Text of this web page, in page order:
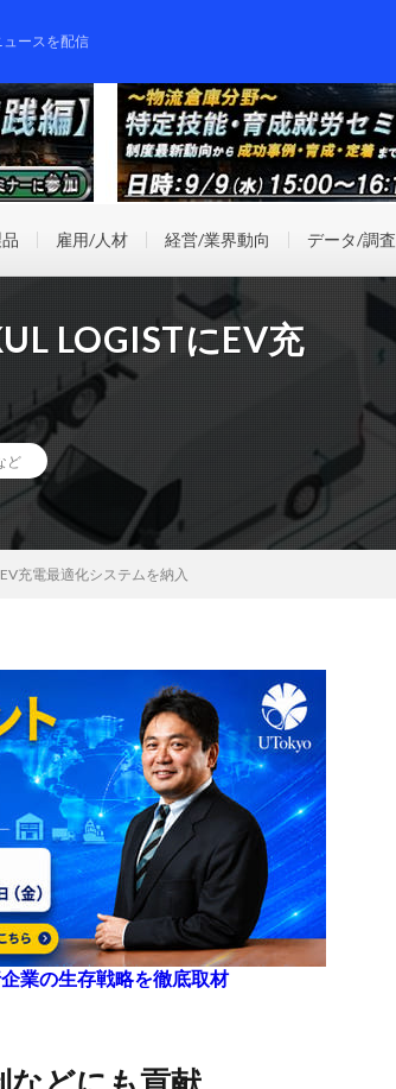
ースを配信
雇用/人材 経営/業界動向 データ/調査
LOGISTにEV充
ど
充電最適化システムを納入
業の生存戦略を徹底取材